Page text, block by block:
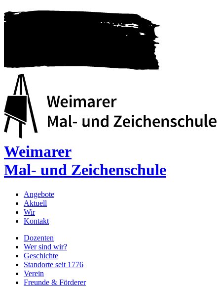
Weimarer
Mal- und Zeichenschule
Angebote
Aktuell
Wir
Kontakt
Dozenten
Wer sind wir?
Geschichte
Standorte seit 1776
Verein
Freunde & Förderer